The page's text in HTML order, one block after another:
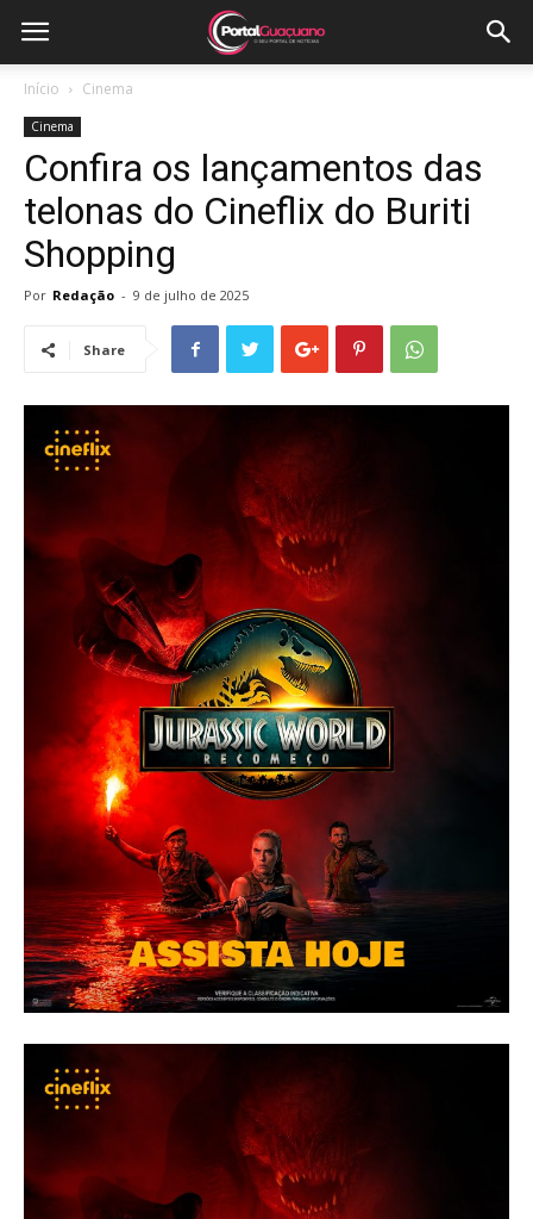
Início Cinema
Cinema
Confira os lançamentos das
telonas do Cineflix do Buriti
Shopping
Por Redação - 9 de julho de 2025
Share